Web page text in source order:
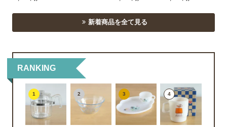
新着商品を全て見る
RANKING
1 2 3 4